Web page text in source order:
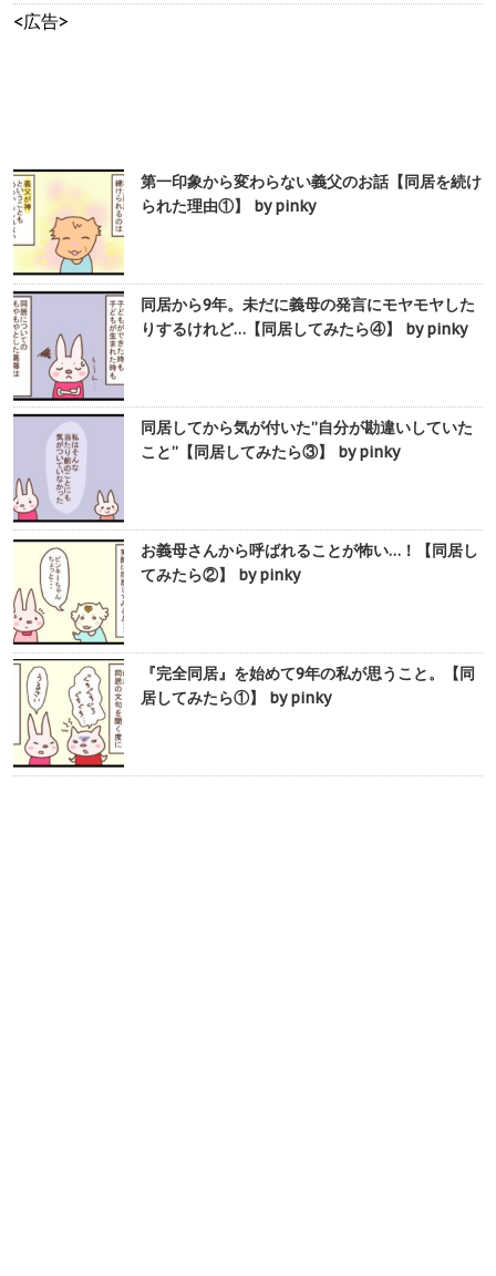
<広告>
第一印象から変わらない義父のお話【同居を続け
られた理由①】 by pinky
同居から9年。未だに義母の発言にモヤモヤした
りするけれど…【同居してみたら④】 by pinky
同居してから気が付いた”自分が勘違いしていた
こと”【同居してみたら③】 by pinky
お義母さんから呼ばれることが怖い…！【同居し
てみたら②】 by pinky
『完全同居』を始めて9年の私が思うこと。【同
居してみたら①】 by pinky